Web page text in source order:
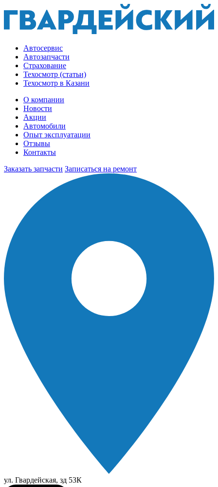
Автосервис
Автозапчасти
Страхование
Техосмотр (статьи)
Техосмотр в Казани
О компании
Новости
Акции
Автомобили
Опыт эксплуатации
Отзывы
Контакты
Заказать запчасти Записаться на ремонт
ул. Гвардейская, зд 53К